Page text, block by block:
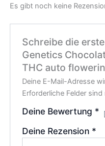
Es gibt noch keine
Schreibe die
Genetics
THC auto
Deine E-Mail-Adresse
Erforderliche Felder sind
Deine Bewertung *
Deine Rezension *